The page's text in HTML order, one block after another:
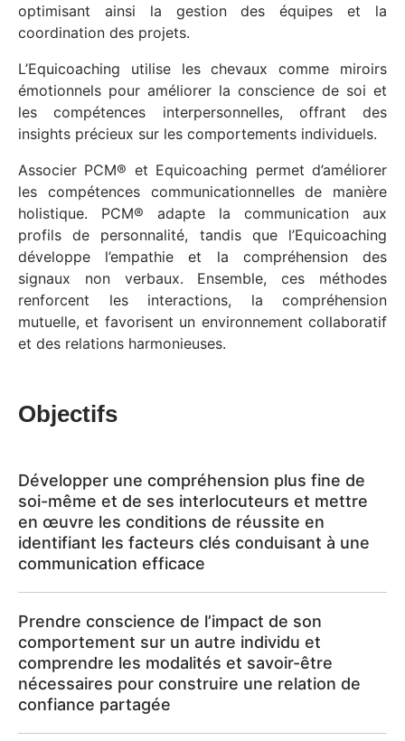
optimisant ainsi la gestion des équipes et la
coordination des projets.
L’Equicoaching utilise les chevaux comme miroirs
émotionnels pour améliorer la conscience de soi et
les compétences interpersonnelles, offrant des
insights précieux sur les comportements individuels.
Associer PCM® et Equicoaching permet d’améliorer
les compétences communicationnelles de manière
holistique. PCM® adapte la communication aux
profils de personnalité, tandis que l’Equicoaching
développe l’empathie et la compréhension des
signaux non verbaux. Ensemble, ces méthodes
renforcent les interactions, la compréhension
mutuelle, et favorisent un environnement collaboratif
et des relations harmonieuses.
Objectifs
Développer une compréhension plus fine de
soi-même et de ses interlocuteurs et mettre
en œuvre les conditions de réussite en
identifiant les facteurs clés conduisant à une
communication efficace
Prendre conscience de l’impact de son
comportement sur un autre individu et
comprendre les modalités et savoir-être
nécessaires pour construire une relation de
confiance partagée